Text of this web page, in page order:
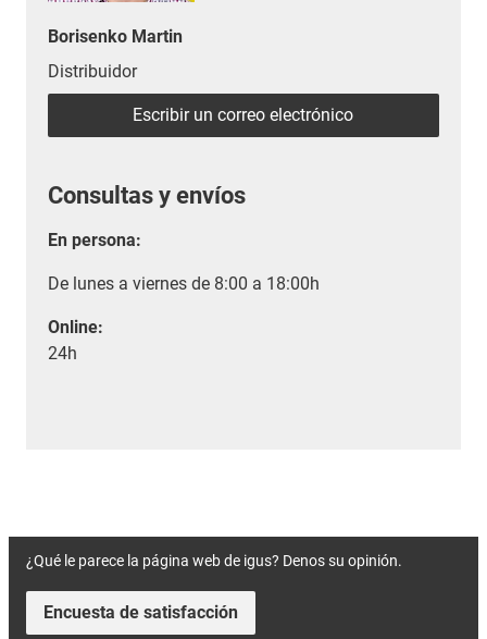
Borisenko Martin
Distribuidor
Escribir un correo electrónico
Consultas y envíos
En persona:
De lunes a viernes de 8:00 a 18:00h
Online:
24h
¿Qué le parece la página web de igus? Denos su opinión.
Encuesta de satisfacción